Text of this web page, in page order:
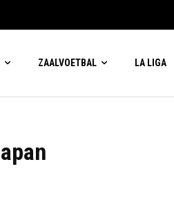
ZAALVOETBAL LA LIGA